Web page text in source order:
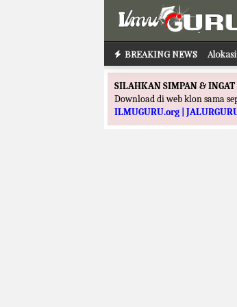
BREAKING NEWS
SILAHKAN SIMPAN &
Download di web klon sama
ILMUGURU.org |